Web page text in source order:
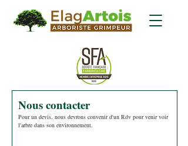
Nous contacter
Pour un devis, nous devrons convenir d'un Rdv pour venir voir
l'arbre dans son environnement.